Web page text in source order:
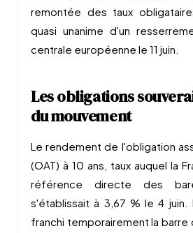
remontée des taux
quasi unanime d'un
centrale européenne le 11 juin.
Les obligations
du mouvement
Le rendement de l'obligation
(OAT) à 10 ans, taux auquel la
référence directe des
s'établissait à 3,67 % le 4 juin.
franchi temporairement la barre